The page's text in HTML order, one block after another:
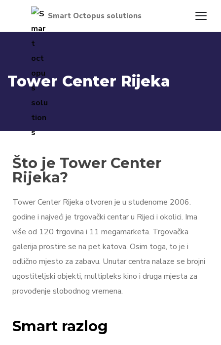
Tower Center Rijeka
Što je Tower Center
Rijeka?
Tower Center Rijeka otvoren je u studenome 2006.
godine i najveći je trgovački centar u Rijeci i okolici. Ima
više od 120 trgovina i 11 megamarketa. Trgovačka
galerija prostire se na pet katova. Osim toga, to je i
odlično mjesto za zabavu. Unutar centra nalaze se brojni
ugostiteljski objekti, multipleks kino i druga mjesta za
provođenje slobodnog vremena.
Smart razlog